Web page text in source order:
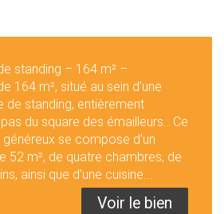
standing – 164 m² –
164 m², situé au sein d’une
de standing, entièrement
du square des émailleurs.. Ce
se compose d’un
52 m², de quatre chambres, de
ainsi que d’une cuisine...
Voir le bien